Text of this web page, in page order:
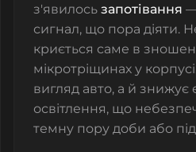
з'явилось запотівання
сигнал, що пора діяти.
криється саме в
мікротріщинах у
вигляд авто, а й знижує
освітлення, що
темну пору доби або